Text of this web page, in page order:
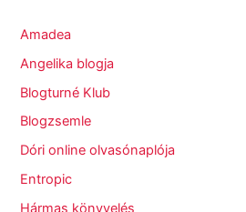
Amadea
Angelika blogja
Blogturné Klub
Blogzsemle
Dóri online olvasónaplója
Entropic
Hármas könyvelés